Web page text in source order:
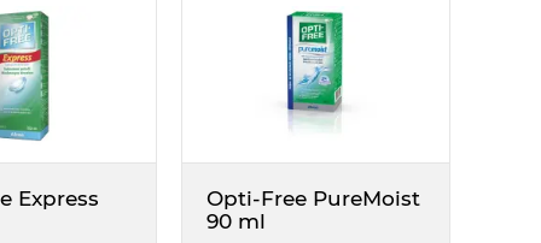
Express
Opti-Free PureMoist
90 ml